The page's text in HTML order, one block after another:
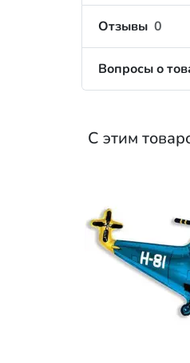
Отзывы 0
Вопросы о
С этим